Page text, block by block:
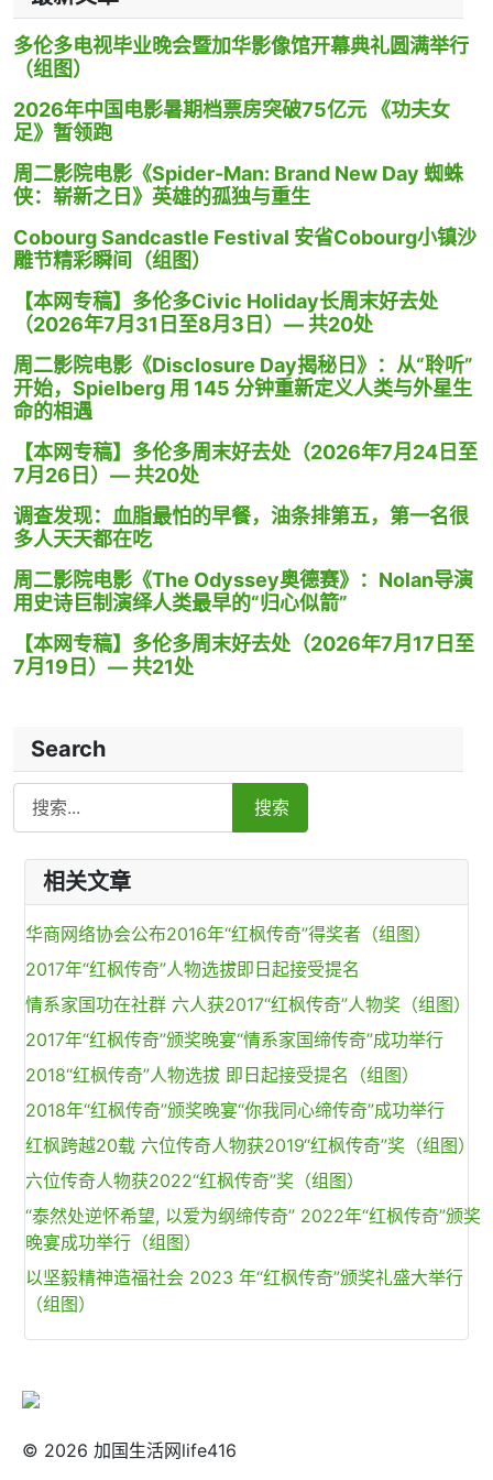
多伦多电视毕业晚会暨加华影像馆开幕典礼圆满举行
（组图）
2026年中国电影暑期档票房突破75亿元 《功夫女
足》暂领跑
周二影院电影《Spider-Man: Brand New Day 蜘蛛
侠：崭新之日》英雄的孤独与重生
Cobourg Sandcastle Festival 安省Cobourg小镇沙
雕节精彩瞬间（组图）
【本网专稿】多伦多Civic Holiday长周末好去处
（2026年7月31日至8月3日）— 共20处
周二影院电影《Disclosure Day揭秘日》：从“聆听”
开始，Spielberg 用 145 分钟重新定义人类与外星生
命的相遇
【本网专稿】多伦多周末好去处（2026年7月24日至
7月26日）— 共20处
调查发现：血脂最怕的早餐，油条排第五，第一名很
多人天天都在吃
周二影院电影《The Odyssey奥德赛》：Nolan导演
用史诗巨制演绎人类最早的“归心似箭”
【本网专稿】多伦多周末好去处（2026年7月17日至
7月19日）— 共21处
Search
Search
搜索
相关文章
华商网络协会公布2016年“红枫传奇”得奖者（组图）
2017年“红枫传奇”人物选拔即日起接受提名
情系家国功在社群 六人获2017“红枫传奇”人物奖（组图）
2017年“红枫传奇”颁奖晚宴“情系家国缔传奇”成功举行
2018“红枫传奇”人物选拔 即日起接受提名（组图）
2018年“红枫传奇”颁奖晚宴“你我同心缔传奇”成功举行
红枫跨越20载 六位传奇人物获2019“红枫传奇”奖（组图）
六位传奇人物获2022“红枫传奇”奖（组图）
“泰然处逆怀希望, 以爱为纲缔传奇” 2022年“红枫传奇”颁奖
晚宴成功举行（组图）
以坚毅精神造福社会 2023 年“红枫传奇”颁奖礼盛大举行
（组图）
© 2026 加国生活网life416